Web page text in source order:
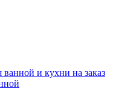
и кухни на заказ